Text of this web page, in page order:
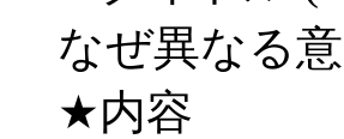
なぜ異なる
★内容